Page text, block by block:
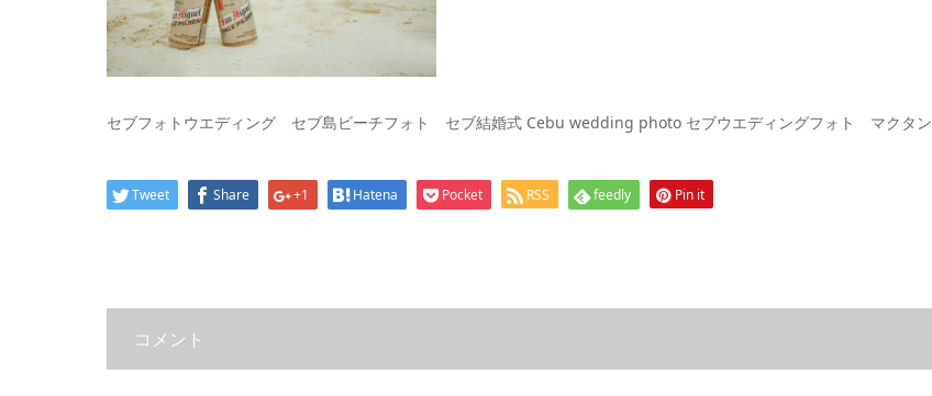
セブフォトウエディング セブ島ビーチフォト セブ結婚式 Cebu wedding photo セブウエディングフォト マクタン
Tweet Share +1 Hatena Pocket RSS feedly Pin it
コメント